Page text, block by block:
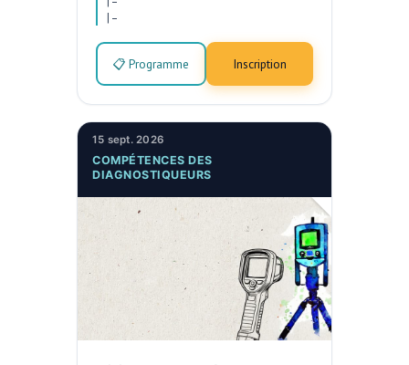
| –
📋 Programme Inscription
15 sept. 2026
COMPÉTENCES DES
DIAGNOSTIQUEURS